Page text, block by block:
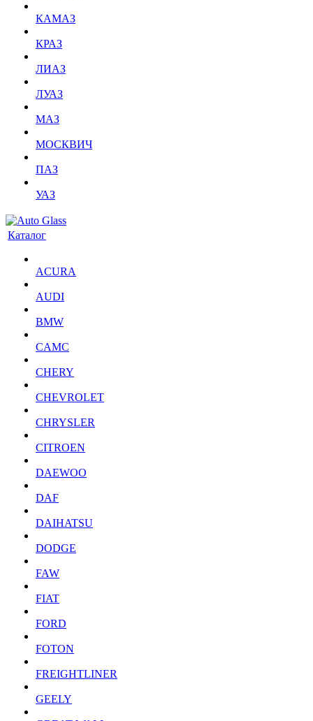
КАМАЗ
КРАЗ
ЛИАЗ
ЛУАЗ
МАЗ
МОСКВИЧ
ПАЗ
УАЗ
Каталог
ACURA
AUDI
BMW
CAMC
CHERY
CHEVROLET
CHRYSLER
CITROEN
DAEWOO
DAF
DAIHATSU
DODGE
FAW
FIAT
FORD
FOTON
FREIGHTLINER
GEELY